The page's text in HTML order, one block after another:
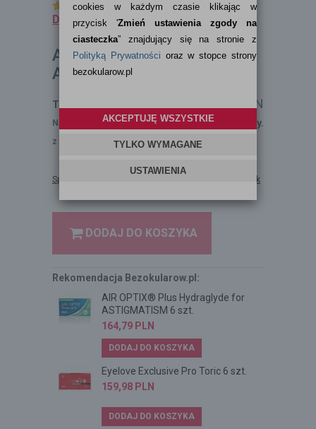
Ocena: 6na 6 (opinii: 4)
DODAJ OPINIĘ
AIR OPTIX® for
ASTIGMATISM 6 szt.
Twoja cena: PLN
Towar chwilowo niedostępny.
Najniższa cena
z 30 dni przed obniżką: 149,99 PLN
Sprawdź gdzie szukać parametrów swoich soczewek
DODAJ DO KOSZYKA
Rekomendacja Bezokularow.pl:
AIR OPTIX® Plus Hydraglyde for
ASTIGMATISM 6 szt.
164,79 PLN
DODAJ DO KOSZYKA
Eyelove Exclusive Pro Toric 6 szt.
159,98 PLN
DODAJ DO KOSZYKA